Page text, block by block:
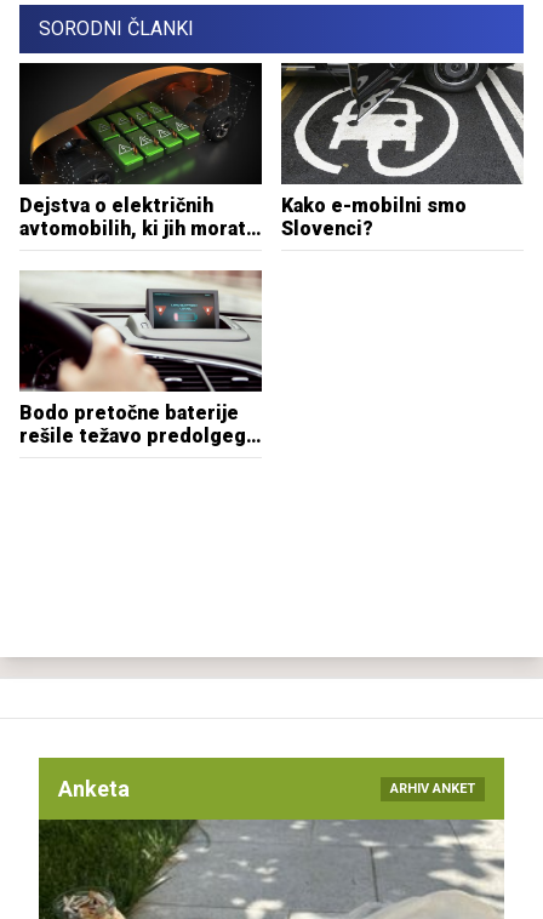
SORODNI ČLANKI
Dejstva o električnih
avtomobilih, ki jih morate
poznati
Kako e-mobilni smo
Slovenci?
Bodo pretočne baterije
rešile težavo predolgega
polnjenja električnih
Anketa ARHIV ANKET